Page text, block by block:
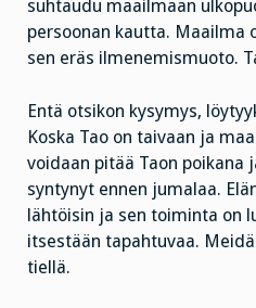
suhtaudu maailmaan
persoonan kautta. Maailma
sen eräs ilmenemismuoto.
Entä otsikon kysymys,
Koska Tao on taivaan ja
voidaan pitää Taon poikana
syntynyt ennen jumalaa.
lähtöisin ja sen toiminta on
itsestään tapahtuvaa.
tiellä.